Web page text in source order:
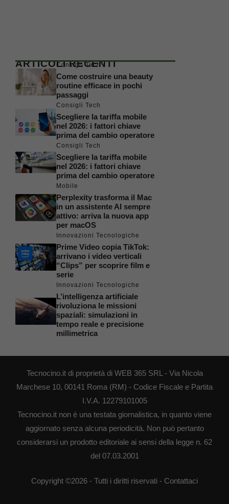
ARTICOLI RECENTI
Consigli Tech
Come costruire una beauty
routine efficace in pochi
passaggi
Consigli Tech
Scegliere la tariffa mobile
nel 2026: i fattori chiave
prima del cambio operatore
Consigli Tech
Scegliere la tariffa mobile
nel 2026: i fattori chiave
prima del cambio operatore
Mobile
Perplexity trasforma il Mac
in un assistente AI sempre
attivo: arriva la nuova app
per macOS
Innovazioni Tecnologiche
Prime Video copia TikTok:
arrivano i video verticali
“Clips” per scoprire film e
serie
Innovazioni Tecnologiche
L’intelligenza artificiale
rivoluziona le missioni
spaziali: simulazioni in
tempo reale e precisione
millimetrica
Tecnocino.it di proprietà di WEB 365 SRL - Via Nicola
Marchese 10, 00141 Roma (RM) - Codice Fiscale e Partita
I.V.A. 12279101005
Tecnocino.it non è una testata giornalistica, in quanto viene
aggiornato senza alcuna periodicità. Non può pertanto
considerarsi un prodotto editoriale ai sensi della legge n. 62
del 07.03.2001
Copyright ©2026 - Tutti i diritti riservati - Contattaci